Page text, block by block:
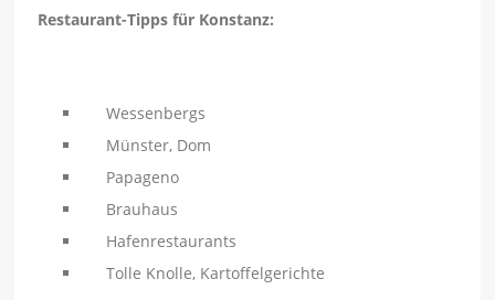
Restaurant-Tipps für Konstanz:
Wessenbergs
Münster, Dom
Papageno
Brauhaus
Hafenrestaurants
Tolle Knolle, Kartoffelgerichte